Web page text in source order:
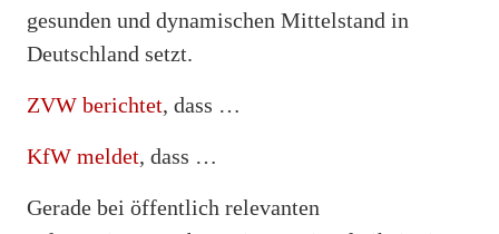
gesunden und dynamischen Mittelstand in
Deutschland setzt.
ZVW berichtet, dass …
KfW meldet, dass …
Gerade bei öffentlich relevanten